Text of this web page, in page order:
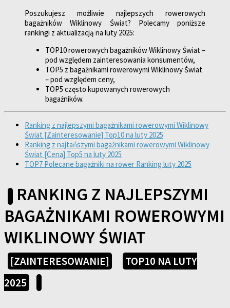
Poszukujesz możliwie najlepszych rowerowych
bagażników Wiklinowy Świat? Polecamy poniższe
rankingi z aktualizacją na luty 2025:
TOP10 rowerowych bagażników Wiklinowy Świat –
pod względem zainteresowania konsumentów,
TOP5 z bagażnikami rowerowymi Wiklinowy Świat
– pod względem ceny,
TOP5 często kupowanych rowerowych
bagażników.
Ranking z najlepszymi bagażnikami rowerowymi Wiklinowy
Świat [Zainteresowanie] Top10 na luty 2025
Ranking z najtańszymi bagażnikami rowerowymi Wiklinowy
Świat [Cena] Top5 na luty 2025
TOP7 Polecane bagażniki na rower Ranking luty 2025
RANKING Z NAJLEPSZYMI
BAGAŻNIKAMI ROWEROWYMI
WIKLINOWY ŚWIAT
[ZAINTERESOWANIE]
TOP10 NA LUTY
2025